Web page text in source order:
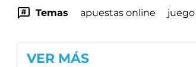
Temas apuestas online
VER MÁS